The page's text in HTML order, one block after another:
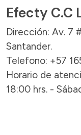
Efecty C.C
Dirección: Av. 7
Santander.
Telefono: +57
Horario de
18:00 hrs. -